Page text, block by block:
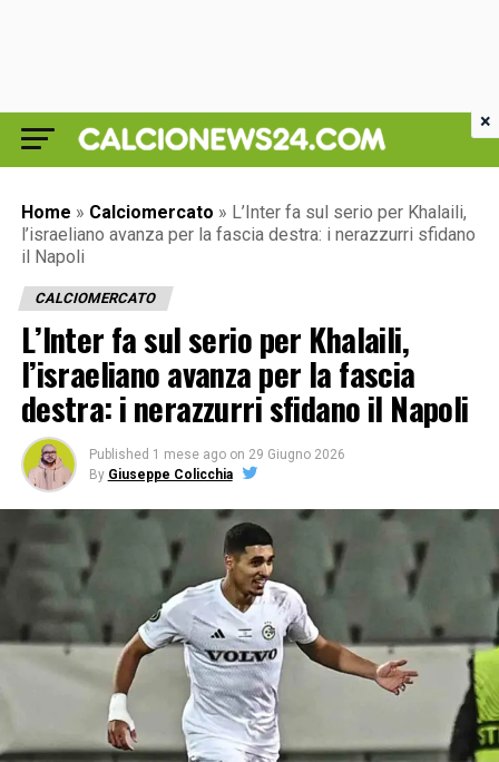
Home » Calciomercato » L’Inter fa sul serio per Khalaili,
l’israeliano avanza per la fascia destra: i nerazzurri sfidano
il Napoli
CALCIOMERCATO
L’Inter fa sul serio per Khalaili,
l’israeliano avanza per la fascia
destra: i nerazzurri sfidano il Napoli
Published 1 mese ago on 29 Giugno 2026
By Giuseppe Colicchia
×